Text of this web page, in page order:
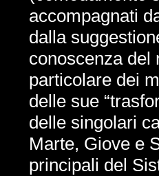
accompagnati
dalla
conoscenza del
particolare dei
delle sue
delle singolari
Marte, Giove e
principali del